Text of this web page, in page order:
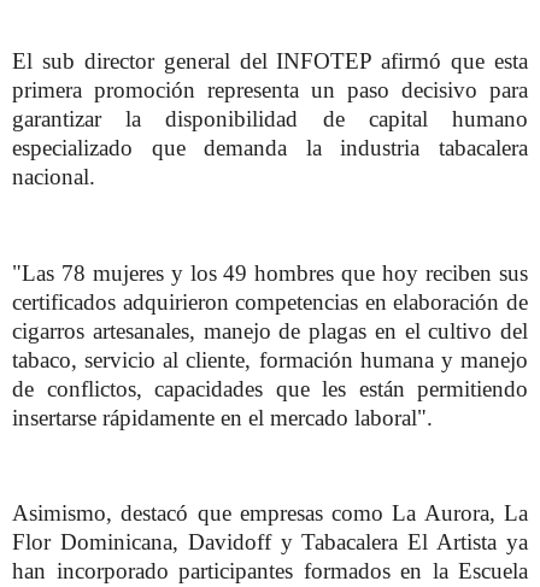
El sub director general del INFOTEP afirmó que esta
primera promoción representa un paso decisivo para
garantizar la disponibilidad de capital humano
especializado que demanda la industria tabacalera
nacional.
"Las 78 mujeres y los 49 hombres que hoy reciben sus
certificados adquirieron competencias en elaboración de
cigarros artesanales, manejo de plagas en el cultivo del
tabaco, servicio al cliente, formación humana y manejo
de conflictos, capacidades que les están permitiendo
insertarse rápidamente en el mercado laboral".
Asimismo, destacó que empresas como La Aurora, La
Flor Dominicana, Davidoff y Tabacalera El Artista ya
han incorporado participantes formados en la Escuela